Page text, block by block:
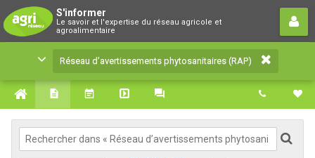
S'informer
Le savoir et l'expertise du réseau agricole et
agroalimentaire
Réseau d’avertissements
phytosanitaires (RAP)
Le savoir et l'expertise du réseau agricole et
agroalimentaire
Réseau d’avertissements phytosanitaires (RAP)